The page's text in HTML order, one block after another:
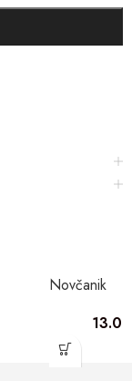
Novčanik
13.00